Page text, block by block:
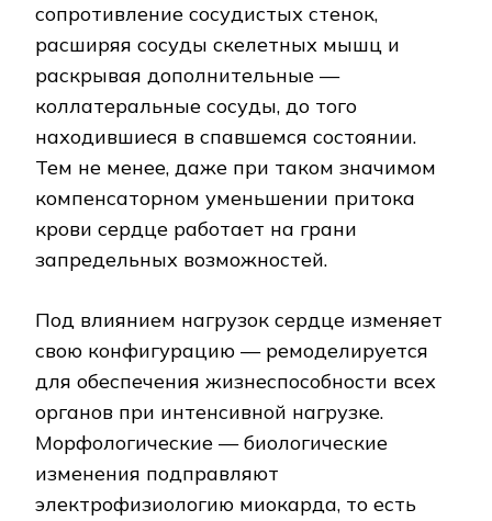
сопротивление сосудистых стенок,
расширяя сосуды скелетных мышц и
раскрывая дополнительные —
коллатеральные сосуды, до того
находившиеся в спавшемся состоянии.
Тем не менее, даже при таком значимом
компенсаторном уменьшении притока
крови сердце работает на грани
запредельных возможностей.
Под влиянием нагрузок сердце изменяет
свою конфигурацию — ремоделируется
для обеспечения жизнеспособности всех
органов при интенсивной нагрузке.
Морфологические — биологические
изменения подправляют
электрофизиологию миокарда, то есть